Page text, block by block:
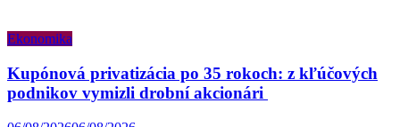
Ekonomika
Kupónová privatizácia po 35 rokoch: z kľúčových
podnikov vymizli drobní akcionári